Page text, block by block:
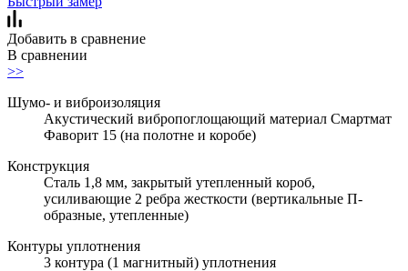
Добавить в сравнение
В сравнении
>>
Шумо- и виброизоляция
Акустический вибропоглощающий материал Смартмат
Фаворит 15 (на полотне и коробе)
Конструкция
Сталь 1,8 мм, закрытый утепленный короб,
усиливающие 2 ребра жесткости (вертикальные П-
образные, утепленные)
Контуры уплотнения
3 контура (1 магнитный) уплотнения